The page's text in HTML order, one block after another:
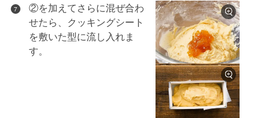
7
②を加えてさらに混ぜ合わ
せたら、クッキングシート
を敷いた型に流し入れま
す。